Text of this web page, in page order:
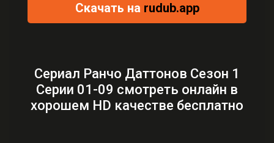
Скачать на rudub.app
Сериал Ранчо Даттонов Сезон 1
Серии 01-09 смотреть онлайн в
хорошем HD качестве бесплатно